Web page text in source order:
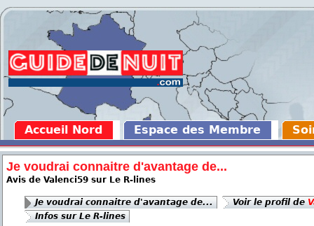
Accueil Nord Espace des Membre
Je voudrai connaitre d'avantage de...
Avis de Valenci59 sur Le R-lines
Je voudrai connaitre d'avantage de... Voir le profil de
Infos sur Le R-lines